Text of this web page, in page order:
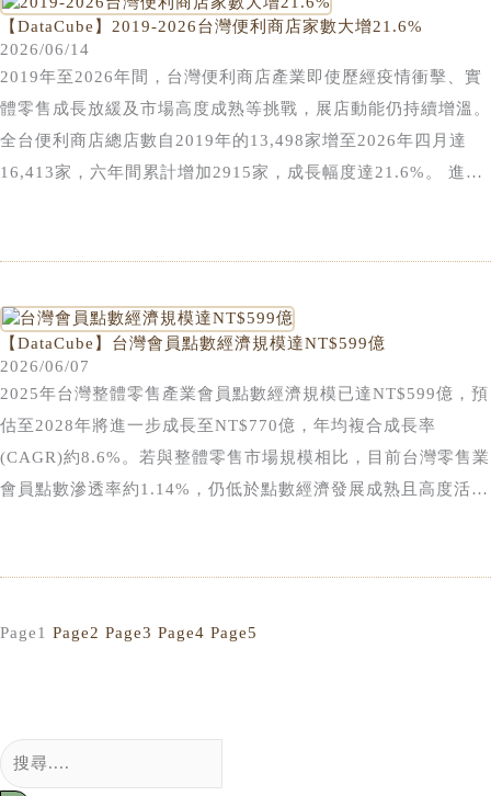
【DataCube】2019-2026台灣便利商店家數大增21.6%
2026/06/14
2019年至2026年間，台灣便利商店產業即使歷經疫情衝擊、實
體零售成長放緩及市場高度成熟等挑戰，展店動能仍持續增溫。
全台便利商店總店數自2019年的13,498家增至2026年四月達
16,413家，六年間累計增加2915家，成長幅度達21.6%。 進一
家增至7,302家及4,495家，六年間累計增加1,647家及947家門
家，佔整體市場比例達71.9%，較2019年的68.2%提升3.7個百
分點。顯示大型連鎖業者憑藉密集物流網絡、龐大會員生態圈、
自有品牌商品開發能力及複合店型經營優勢，持續強化規模經濟
效益，使市場資源與消費流量加速朝向龍頭業者集中。 不過，
萊爾富近年展現出相對突出的展店表現。店數自1,412家增加至
1,824家，累計新增412家門市，成長幅度達29.2%，推升家數
由820家縮減至441家，六年間減少379家門市。不過，2026年
初美廉社母公司三商家購正式收購OK超商後，發展方向出現新
【DataCube】台灣會員點數經濟規模達NT$599億
2026/06/07
2025年台灣整體零售產業會員點數經濟規模已達NT$599億，預
估至2028年將進一步成長至NT$770億，年均複合成長率
(CAGR)約8.6%。若與整體零售市場規模相比，目前台灣零售業
會員點數滲透率約1.14%，仍低於點數經濟發展成熟且高度活躍
提升至1.42%，與日本市場差距縮小至約0.4個百分點，反映會
數位資產。 從產業導入情況觀察，近兩年台灣整體零售產業會
成熟的零售業態，導入比例均已達100%，明確反映出高頻消費
場景對於點數制度的高度依賴性與經營效益；其下依序為百貨公
Page1 Page2 Page3 Page4 Page5